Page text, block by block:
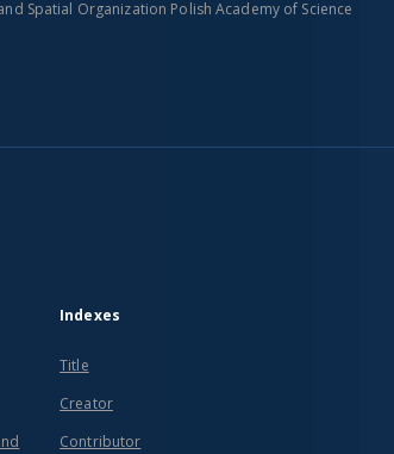
Spatial Organization Polish Academy of Science
Indexes
Title
Creator
Contributor